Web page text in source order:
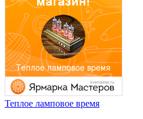
Теплое ламповое время